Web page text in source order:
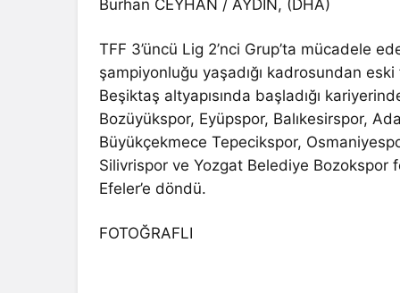
Burhan CEYHAN / AYDIN, (DHA)
TFF 3’üncü Lig 2’nci Grup’ta mücadele
şampiyonluğu yaşadığı kadrosundan
Beşiktaş altyapısında başladığı
Bozüyükspor, Eyüpspor, Balıkesirspor,
Büyükçekmece Tepecikspor,
Silivrispor ve Yozgat Belediye Bozokspor
Efeler’e döndü.
FOTOĞRAFLI